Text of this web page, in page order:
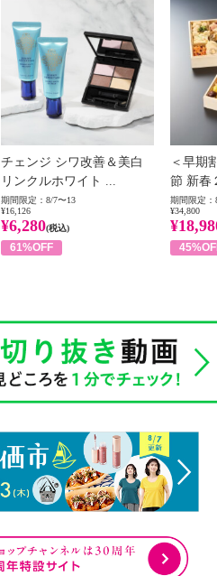
チェンジ シワ改善＆美白
リンクルホワイト ...
期間限定：8/7〜13
¥16,126
¥6,280(税込)
61%OFF
＜早期
節 新春
期間限定：
¥34,800